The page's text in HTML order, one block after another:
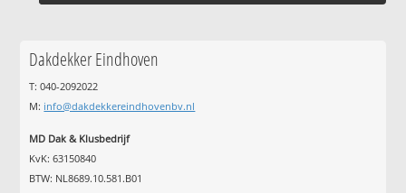
Dakdekker Eindhoven
T: 040-2092022
M: info@dakdekkereindhovenbv.nl
MD Dak & Klusbedrijf
KvK: 63150840
BTW: NL8689.10.581.B01